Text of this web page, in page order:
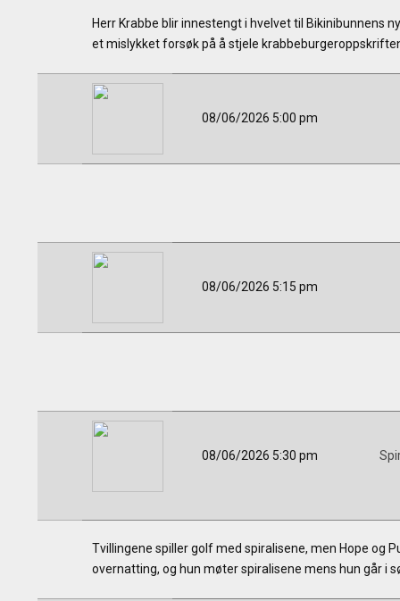
Herr Krabbe blir innestengt i hvelvet til Bikinibunnens
et mislykket forsøk på å stjele
08/06/2026 5:00 pm
08/06/2026 5:15 pm
08/06/2026 5:30 pm
Tvillingene spiller golf med spiralisene, men Hope og
overnatting, og hun møter spiralisene mens hun går i